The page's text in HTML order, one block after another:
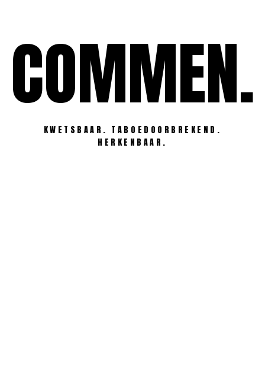
inhoudCOMMEN.
KWETSBAAR. TABOEDOORBREKEND.
HERKENBAAR.